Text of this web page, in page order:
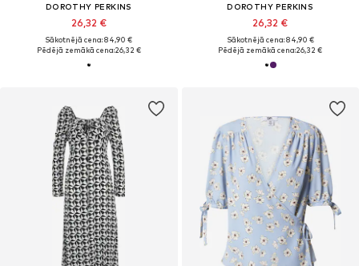
DOROTHY PERKINS
26,32 €
Sākotnējā cena: 84,90 €
Pēdējā zemākā cena:26,32 €
DOROTHY PERKINS
26,32 €
Sākotnējā cena: 84,90 €
Pēdējā zemākā cena:26,32 €